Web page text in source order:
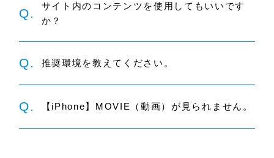
Q.
サイト内のコンテンツを使用してもいいです
か？
Q. 推奨環境を教えてください。
Q. 【iPhone】MOVIE（動画）が見られません。